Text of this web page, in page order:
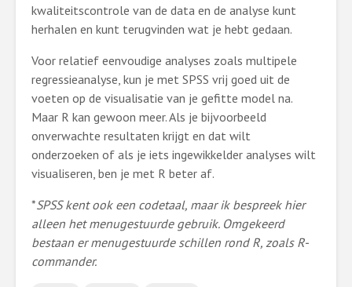
kwaliteitscontrole van de data en de analyse kunt
herhalen en kunt terugvinden wat je hebt gedaan.
Voor relatief eenvoudige analyses zoals multipele
regressieanalyse, kun je met SPSS vrij goed uit de
voeten op de visualisatie van je gefitte model na.
Maar R kan gewoon meer. Als je bijvoorbeeld
onverwachte resultaten krijgt en dat wilt
onderzoeken of als je iets ingewikkelder analyses wilt
visualiseren, ben je met R beter af.
*SPSS kent ook een codetaal, maar ik bespreek hier
alleen het menugestuurde gebruik. Omgekeerd
bestaan er menugestuurde schillen rond R, zoals R-
commander.